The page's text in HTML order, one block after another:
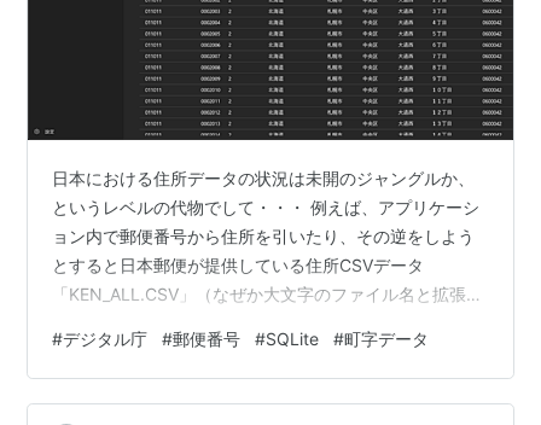
日本における住所データの状況は未開のジャングルか、
というレベルの代物でして・・・ 例えば、アプリケーシ
ョン内で郵便番号から住所を引いたり、その逆をしよう
とすると日本郵便が提供している住所CSVデータ
「KEN_ALL.CSV」（なぜか大文字のファイル名と拡張
とになると思うのですが、これがまた滅茶苦茶なデータ
で、もうKEN_ALL.CSVという単語を聞くだけでひきつけ
を起こしそうになるほど酷いのが有名です。 日本郵便の
#デジタル庁 #郵便番号 #SQLite #町字データ